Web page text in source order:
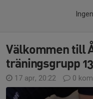
Välkommen till
träningsgrupp
17 apr, 20:22 0